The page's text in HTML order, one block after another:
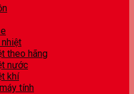
theo hãng
nước
khí
tính